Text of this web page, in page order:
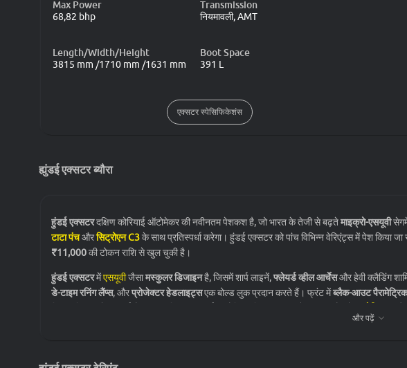
Max Power
68,82 bhp
Transmission
नियमावली, AMT
Length/Width/Height
3815 mm /1710 mm /1631 mm
Boot Space
391 L
एक्सटर स्पेसिफिकेशंस
ह्युंडई एक्सटर ब्यौरा
हुंडई एक्सटरदक्षिण कोरियाई ऑटोमेकर की नवीनतम पेशकश है, जो भारत के तेजी से बढ़तेमाइक्रो-एसयूवी
टाटा पंचऔरसिट्रोएन C3के साथ प्रतिस्पर्धा करेगा। हुंडई एक्सटर को पांच विभिन्न वेरिएंट्स में पेश किया जा
₹11,000की टोकन राशि से खुल चुकी है।
हुंडई एक्सटरमेंएसयूवीजैसामस्कुलर डिजाइनहै, जिसमें शार्प लाइनें,फ्लेयर्ड व्हील आर्चेसऔर हेवी क्लैडिंग
डे-टाइम रनिंग लैंप्स, औरप्रोजेक्टर हेडलाइट्सएक बोल्ड लुक प्रदान करते हैं। फ्रंट मेंब्लैक-आउट
और पढ़ें